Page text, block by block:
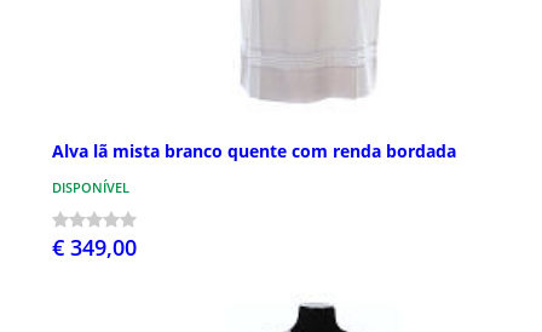
Alva lã mista branco quente com renda bordada
DISPONÍVEL
€ 349,00